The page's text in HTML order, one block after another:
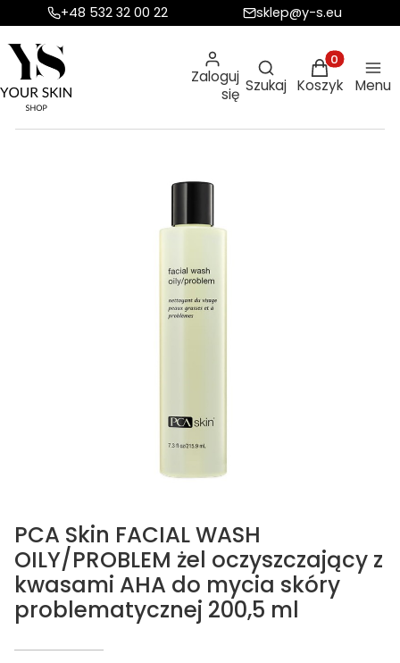
+48 532 32 00 22 sklep@y-s.eu
Zaloguj
się
Otwórz
Szukaj
Produkty w
Koszyk Menu
PCA Skin FACIAL WASH
OILY/PROBLEM żel oczyszczający z
kwasami AHA do mycia skóry
problematycznej 200,5 ml